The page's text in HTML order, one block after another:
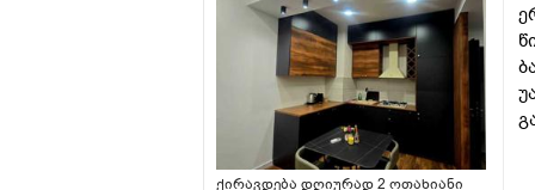
ქირავდება დღიურად 2 ოთახიანი